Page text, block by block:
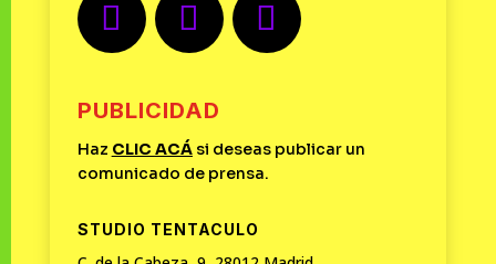
PUBLICIDAD
Haz CLIC ACÁsi deseas publicar un
comunicado de prensa.
STUDIO TENTACULO